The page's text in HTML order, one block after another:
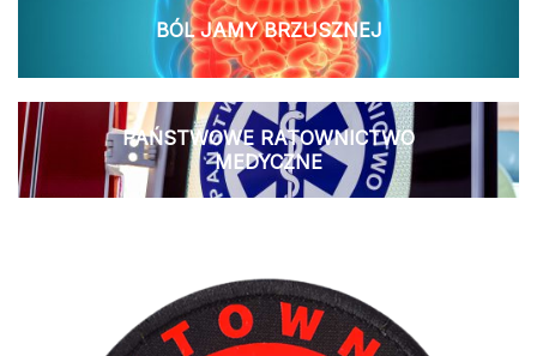
BÓL JAMY BRZUSZNEJ
PAŃSTWOWE RATOWNICTWO
MEDYCZNE